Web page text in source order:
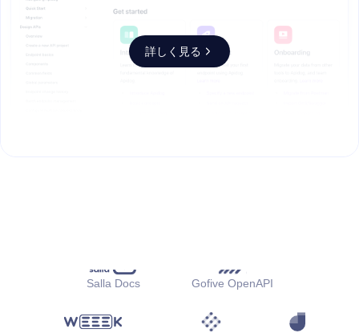
詳しく見る
Salla Docs Gofive OpenAPI